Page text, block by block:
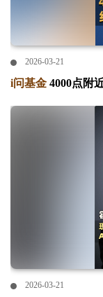
2026-03-21
i问基金 4000点附
2026-03-21